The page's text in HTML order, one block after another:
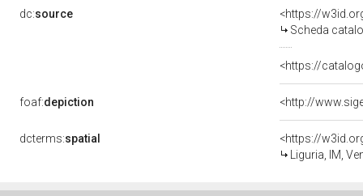
dc:source
<https://
Scheda
<https://
foaf:depiction
dcterms:spatial
<https://
Liguria, IM,